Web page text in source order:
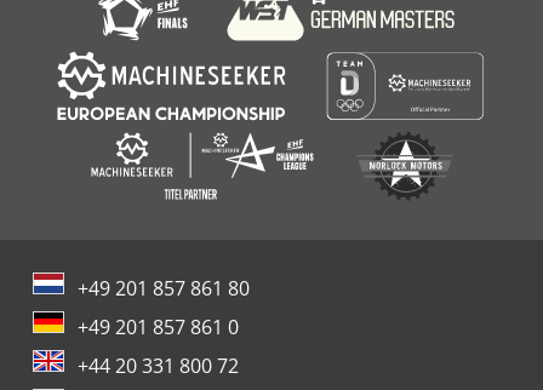
+49 201 857 861 80
+49 201 857 861 0
+44 20 331 800 72